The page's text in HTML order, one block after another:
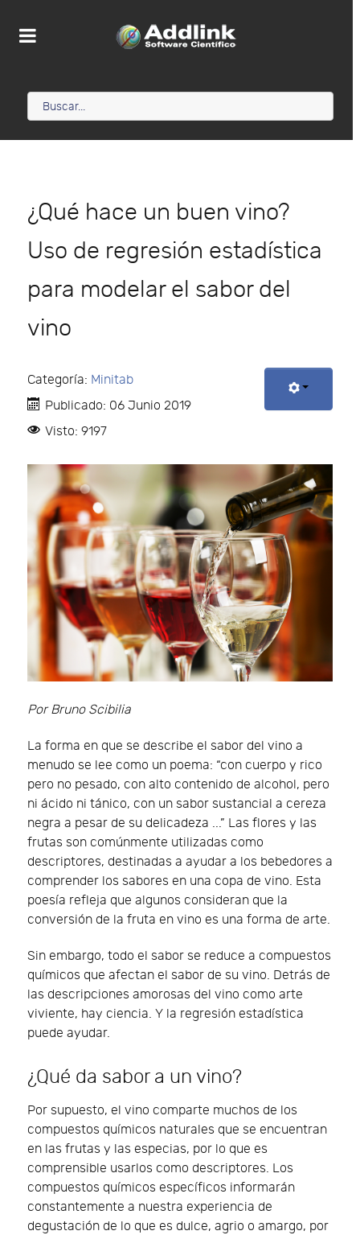
¿Qué hace un buen vino?
Uso de regresión estadística
para modelar el sabor del
vino
Categoría: Minitab
Publicado: 06 Junio 2019
Visto: 9197
Por Bruno Scibilia
La forma en que se describe el sabor del vino a
menudo se lee como un poema: “con cuerpo y rico
pero no pesado, con alto contenido de alcohol, pero
ni ácido ni tánico, con un sabor sustancial a cereza
negra a pesar de su delicadeza ...” Las flores y las
frutas son comúnmente utilizadas como
descriptores, destinadas a ayudar a los bebedores a
comprender los sabores en una copa de vino. Esta
poesía refleja que algunos consideran que la
conversión de la fruta en vino es una forma de arte.
Sin embargo, todo el sabor se reduce a compuestos
químicos que afectan el sabor de su vino. Detrás de
las descripciones amorosas del vino como arte
viviente, hay ciencia. Y la regresión estadística
puede ayudar.
¿Qué da sabor a un vino?
Por supuesto, el vino comparte muchos de los
compuestos químicos naturales que se encuentran
en las frutas y las especias, por lo que es
comprensible usarlos como descriptores. Los
compuestos químicos específicos informarán
constantemente a nuestra experiencia de
degustación de lo que es dulce, agrio o amargo, por